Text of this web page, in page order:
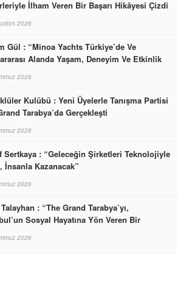
İlham Veren Bir Başarı Hikâyesi Çizdi
2026
Gül : “Minoa Yachts Türkiye’de Ve
Alanda Yaşam, Deneyim Ve Etkinlik
2026
Kulübü : Yeni Üyelerle Tanışma Partisi
Tarabya’da Gerçekleşti
2026
Sertkaya : “Geleceğin Şirketleri Teknolojiyle
İnsanla Kazanacak”
2026
: “The Grand Tarabya’yı,
Sosyal Hayatına Yön Veren Bir
2026